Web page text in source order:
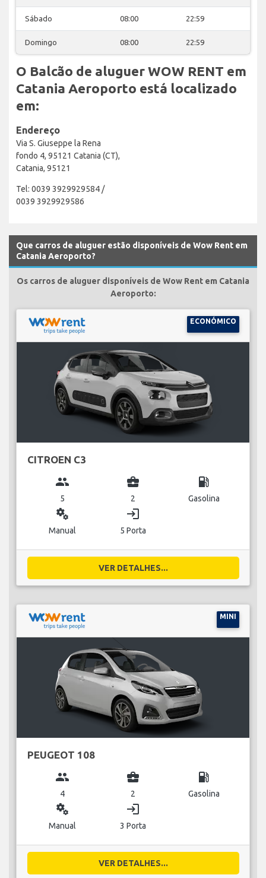
Sábado 08:00 22:59
Domingo 08:00 22:59
O Balcão de aluguer WOW RENT em
Catania Aeroporto está localizado
em:
Endereço
Via S. Giuseppe la Rena
fondo 4, 95121 Catania (CT),
Catania, 95121
Tel: 0039 3929929584 /
0039 3929929586
Que carros de aluguer estão disponíveis de Wow Rent em
Catania Aeroporto?
Os carros de aluguer disponíveis de Wow Rent em Catania
Aeroporto:
ECONÓMICO
CITROEN C3
group
5
business_center
2
local_gas_station
Gasolina
miscellaneous_services
Manual
login
5 Porta
VER DETALHES...
MINI
PEUGEOT 108
group
4
business_center
2
local_gas_station
Gasolina
miscellaneous_services
Manual
login
3 Porta
VER DETALHES...